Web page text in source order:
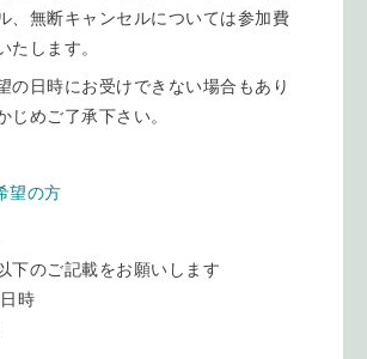
、無断キャンセルについては参加費
たします。
の日時にお受けできない場合もあり
じめご了承下さい。
の方
下のご記載をお願いします
時